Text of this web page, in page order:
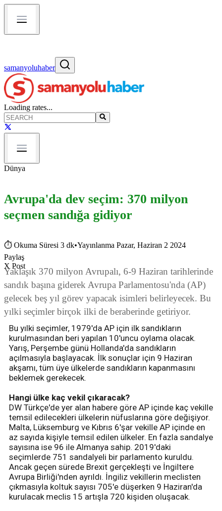
samanyoluhaber
Loading rates...
Dünya
Avrupa'da dev seçim: 370 milyon
seçmen sandığa gidiyor
⏱ Okuma Süresi 3 dk•Yayınlanma Pazar, Haziran 2 2024
Paylaş
X Post
Yaklaşık 370 milyon Avrupalı, 6-9 Haziran tarihlerinde
sandık başına giderek Avrupa Parlamentosu'nda (AP)
gelecek beş yıl görev yapacak isimleri belirleyecek. Bu
yılki seçimler birçok ilki de beraberinde getiriyor.
Bu yılki seçimler, 1979'da AP için ilk sandıkların
kurulmasından beri yapılan 10'uncu oylama olacak.
Yarış, Perşembe günü Hollanda'da sandıkların
açılmasıyla başlayacak. İlk sonuçlar için 9 Haziran
akşamı, tüm üye ülkelerde sandıkların kapanmasını
beklemek gerekecek.
Hangi ülke kaç vekil çıkaracak?
DW Türkçe'de yer alan habere göre AP içinde kaç vekille
temsil edilecekleri ülkelerin nüfuslarına göre değişiyor.
Malta, Lüksemburg ve Kıbrıs 6'şar vekille AP içinde en
az sayıda kişiyle temsil edilen ülkeler. En fazla sandalye
sayısına ise 96 ile Almanya sahip. 2019'daki
seçimlerde 751 sandalyeli bir parlamento kuruldu.
Ancak geçen sürede Brexit gerçekleşti ve İngiltere
Avrupa Birliği'nden ayrıldı. İngiliz vekillerin meclisten
çıkmasıyla koltuk sayısı 705'e düşerken 9 Haziran'da
kurulacak meclis 15 artışla 720 kişiden oluşacak.